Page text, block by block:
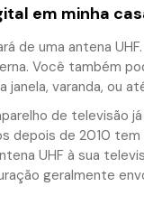
em minha
de uma antena
Você também
janela, varanda, ou
de televisão
depois de 2010
UHF à sua
geralmente